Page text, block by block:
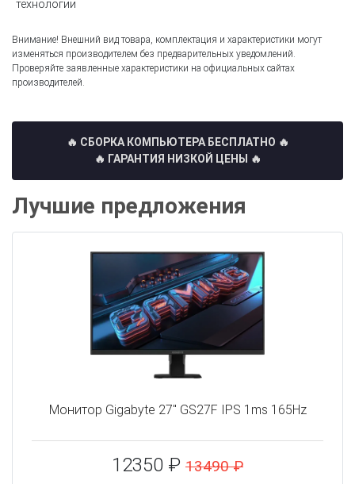
технологии
Внимание! Внешний вид товара, комплектация и характеристики могут
изменяться производителем без предварительных уведомлений.
Проверяйте заявленные характеристики на официальных сайтах
производителей.
🔥 СБОРКА КОМПЬЮТЕРА БЕСПЛАТНО 🔥
🔥 ГАРАНТИЯ НИЗКОЙ ЦЕНЫ 🔥
Лучшие предложения
Монитор Gigabyte 27" GS27F IPS 1ms 165Hz
12350 ₽ 13490 ₽